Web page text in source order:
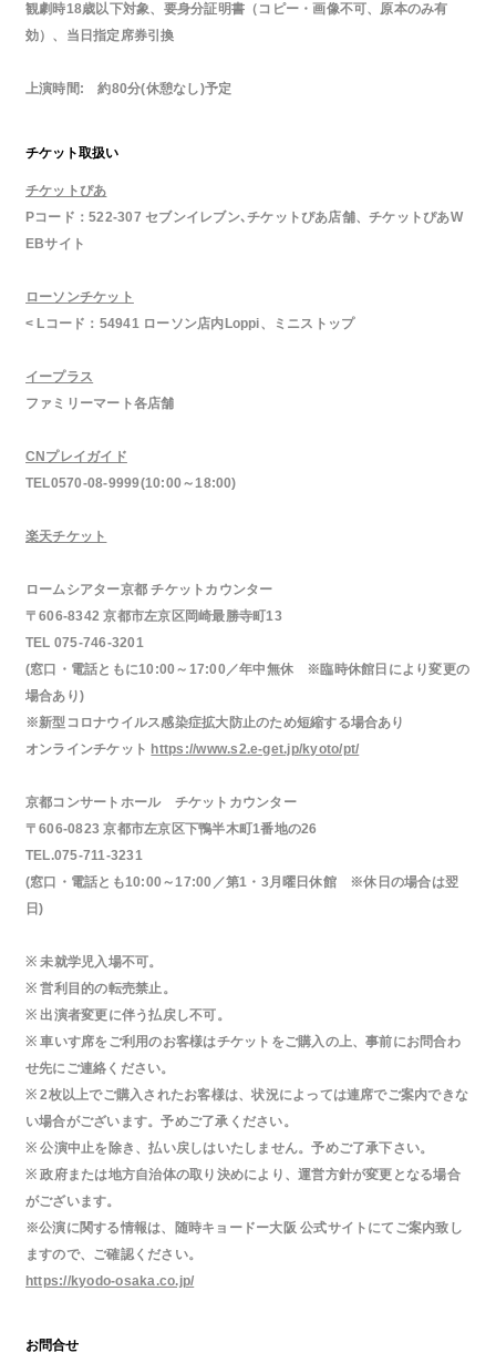
観劇時18歳以下対象、要身分証明書（コピー・画像不可、原本のみ有
効）、当日指定席券引換
上演時間: 約80分(休憩なし)予定
チケット取扱い
チケットぴあ
Pコード：522-307 セブンイレブン､チケットぴあ店舗、チケットぴあW
EBサイト
ローソンチケット
< Lコード：54941 ローソン店内Loppi、ミニストップ
イープラス
ファミリーマート各店舗
CNプレイガイド
TEL0570-08-9999(10:00～18:00)
楽天チケット
ロームシアター京都 チケットカウンター
〒606‐8342 京都市左京区岡崎最勝寺町13
TEL 075‐746‐3201
(窓口・電話ともに10:00～17:00／年中無休 ※臨時休館日により変更の
場合あり)
※新型コロナウイルス感染症拡大防止のため短縮する場合あり
オンラインチケット https://www.s2.e-get.jp/kyoto/pt/
京都コンサートホール チケットカウンター
〒606‐0823 京都市左京区下鴨半木町1番地の26
TEL.075‐711‐3231
(窓口・電話とも10:00～17:00／第1・3月曜日休館 ※休日の場合は翌
日)
※ 未就学児入場不可。
※ 営利目的の転売禁止。
※ 出演者変更に伴う払戻し不可。
※ 車いす席をご利用のお客様はチケットをご購入の上、事前にお問合わ
せ先にご連絡ください。
※ 2枚以上でご購入されたお客様は、状況によっては連席でご案内できな
い場合がございます。予めご了承ください。
※ 公演中止を除き、払い戻しはいたしません。予めご了承下さい。
※ 政府または地方自治体の取り決めにより、運営方針が変更となる場合
がございます。
※公演に関する情報は、随時キョードー大阪 公式サイトにてご案内致し
ますので、ご確認ください。
https://kyodo-osaka.co.jp/
お問合せ